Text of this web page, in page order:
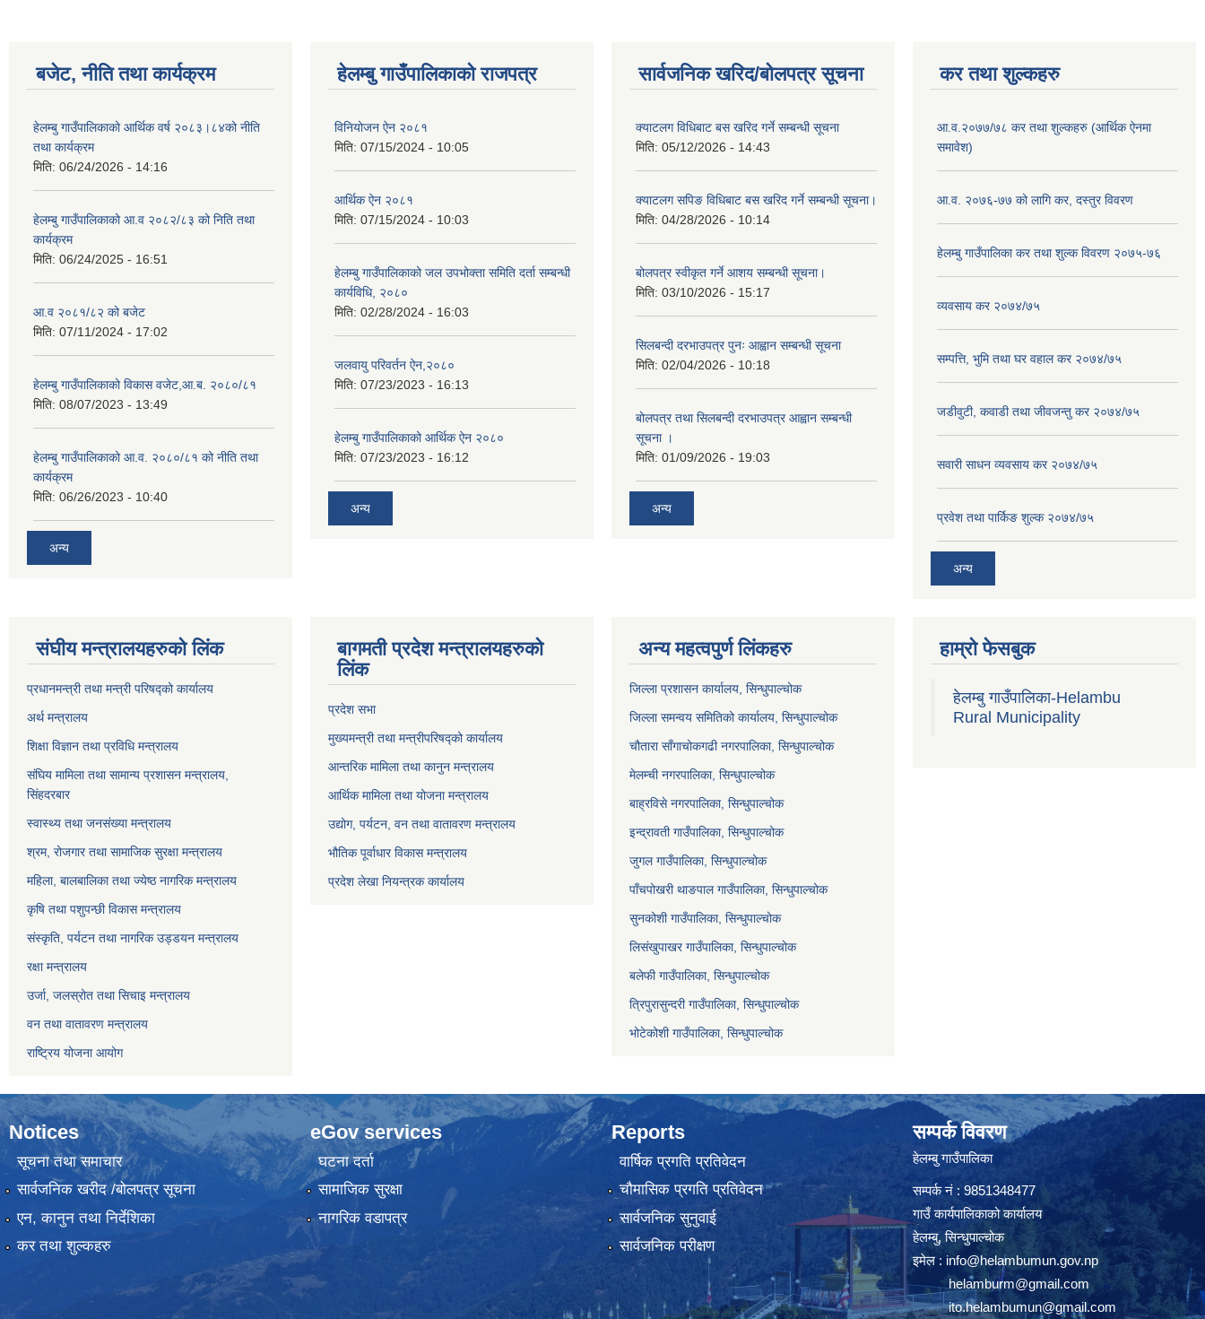
बजेट, नीति तथा कार्यक्रम
हेलम्बु गाउँपालिकाको आर्थिक वर्ष २०८३।८४को नीति
तथा कार्यक्रम
मिति: 06/24/2026 - 14:16
हेलम्बु गाउँपालिकाको आ.व २०८२/८३ को निति तथा
कार्यक्रम
मिति: 06/24/2025 - 16:51
आ.व २०८१/८२ को बजेट
मिति: 07/11/2024 - 17:02
हेलम्बु गाउँपालिकाको विकास वजेट,आ.ब. २०८०/८१
मिति: 08/07/2023 - 13:49
हेलम्बु गाउँपालिकाको आ.व. २०८०/८१ को नीति तथा
कार्यक्रम
मिति: 06/26/2023 - 10:40
अन्य
हेलम्बु गाउँपालिकाको राजपत्र
विनियोजन ऐन २०८१
मिति: 07/15/2024 - 10:05
आर्थिक ऐन २०८१
मिति: 07/15/2024 - 10:03
हेलम्बु गाउँपालिकाको जल उपभोक्ता समिति दर्ता सम्बन्धी
कार्यविधि, २०८०
मिति: 02/28/2024 - 16:03
जलवायु परिवर्तन ऐन,२०८०
मिति: 07/23/2023 - 16:13
हेलम्बु गाउँपालिकाको आर्थिक ऐन २०८०
मिति: 07/23/2023 - 16:12
अन्य
सार्वजनिक खरिद/बोलपत्र सूचना
क्याटलग विधिबाट बस खरिद गर्ने सम्बन्धी सूचना
मिति: 05/12/2026 - 14:43
क्याटलग सपिङ विधिबाट बस खरिद गर्ने सम्बन्धी सूचना।
मिति: 04/28/2026 - 10:14
बोलपत्र स्वीकृत गर्ने आशय सम्बन्धी सूचना।
मिति: 03/10/2026 - 15:17
सिलबन्दी दरभाउपत्र पुनः आह्वान सम्बन्धी सूचना
मिति: 02/04/2026 - 10:18
बोलपत्र तथा सिलबन्दी दरभाउपत्र आह्वान सम्बन्धी
सूचना ।
मिति: 01/09/2026 - 19:03
अन्य
कर तथा शुल्कहरु
आ.व.२०७७/७८ कर तथा शुल्कहरु (आर्थिक ऐनमा
समावेश)
आ.व. २०७६-७७ को लागि कर, दस्तुर विवरण
हेलम्बु गाउँपालिका कर तथा शुल्क विवरण २०७५-७६
व्यवसाय कर २०७४/७५
सम्पत्ति, भुमि तथा घर वहाल कर २०७४/७५
जडीवुटी, कवाडी तथा जीवजन्तु कर २०७४/७५
सवारी साधन व्यवसाय कर २०७४/७५
प्रवेश तथा पार्किङ शुल्क २०७४/७५
अन्य
संघीय मन्त्रालयहरुको लिंक
प्रधानमन्त्री तथा मन्त्री परिषद्को कार्यालय
अर्थ मन्त्रालय
शिक्षा विज्ञान तथा प्रविधि मन्त्रालय
संघिय मामिला तथा सामान्य प्रशासन मन्त्रालय,
सिंहदरबार
स्वास्थ्य तथा जनसंख्या मन्त्रालय
श्रम, रोजगार तथा सामाजिक सुरक्षा मन्त्रालय
महिला, बालबालिका तथा ज्येष्ठ नागरिक मन्त्रालय
कृषि तथा पशुपन्छी विकास मन्त्रालय
संस्कृति, पर्यटन तथा नागरिक उड्डयन मन्त्रालय
रक्षा मन्त्रालय
उर्जा, जलस्रोत तथा सिचाइ मन्त्रालय
वन तथा वातावरण मन्त्रालय
राष्ट्रिय योजना आयोग
बागमती प्रदेश मन्त्रालयहरुको
लिंक
प्रदेश सभा
मुख्यमन्त्री तथा मन्त्रीपरिषद्को कार्यालय
आन्तरिक मामिला तथा कानुन मन्त्रालय
आर्थिक मामिला तथा योजना मन्त्रालय
उद्योग, पर्यटन, वन तथा वातावरण मन्त्रालय
भौतिक पूर्वाधार विकास मन्त्रालय
प्रदेश लेखा नियन्त्रक कार्यालय
अन्य महत्वपुर्ण लिंकहरु
जिल्ला प्रशासन कार्यालय, सिन्धुपाल्चोक
जिल्ला समन्वय समितिको कार्यालय, सिन्धुपाल्चोक
चौतारा साँगाचोकगढी नगरपालिका, सिन्धुपाल्चोक
मेलम्ची नगरपालिका, सिन्धुपाल्चोक
बाह्रविसे नगरपालिका, सिन्धुपाल्चोक
इन्द्रावती गाउँपालिका, सिन्धुपाल्चोक
जुगल गाउँपालिका, सिन्धुपाल्चोक
पाँचपोखरी थाङपाल गाउँपालिका, सिन्धुपाल्चोक
सुनकोशी गाउँपालिका, सिन्धुपाल्चोक
लिसंखुपाखर गाउँपालिका, सिन्धुपाल्चोक
बलेफी गाउँपालिका, सिन्धुपाल्चोक
त्रिपुरासुन्दरी गाउँपालिका, सिन्धुपाल्चोक
भोटेकोशी गाउँपालिका, सिन्धुपाल्चोक
हाम्रो फेसबुक
हेलम्बु गाउँपालिका-Helambu
Rural Municipality
Notices
सूचना तथा समाचार
सार्वजनिक खरीद /बोलपत्र सूचना
एन, कानुन तथा निर्देशिका
कर तथा शुल्कहरु
eGov services
घटना दर्ता
सामाजिक सुरक्षा
नागरिक वडापत्र
Reports
वार्षिक प्रगति प्रतिवेदन
चौमासिक प्रगति प्रतिवेदन
सार्वजनिक सुनुवाई
सार्वजनिक परीक्षण
सम्पर्क विवरण
हेलम्बु गाउँपालिका
सम्पर्क नं : 9851348477
गाउँ कार्यपालिकाको कार्यालय
हेलम्बु, सिन्धुपाल्चोक
इमेल : info@helambumun.gov.np
helamburm@gmail.com
ito.helambumun@gmail.com